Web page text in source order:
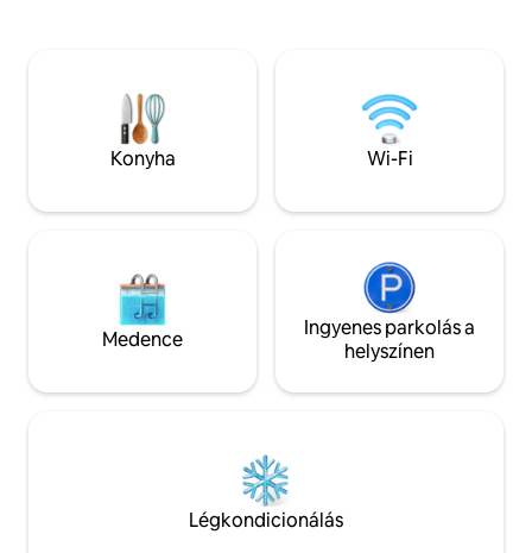
tömegközlekedéssel. Mosógép,
hajszárító, piperecikkek,
fürdőköpenyek, papucs, tiszta
ágynemű. Professzionális takarítás
Konyha Wi-Fi
Medence
Ingyenes parkolás a
helyszínen
Légkondicionálás